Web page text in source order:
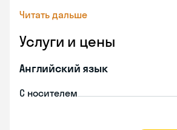
Читать дальше
Услуги и цены
Английский язык
С носителем